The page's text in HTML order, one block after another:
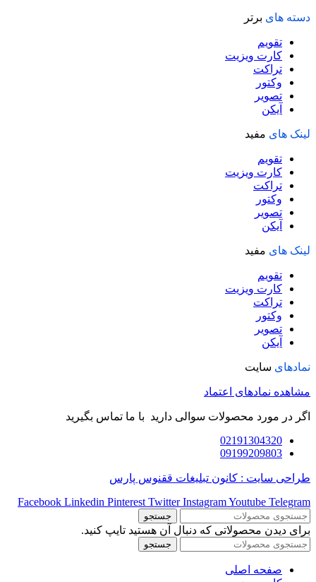
دسته های برتر
تقویم
کارت ویزیت
تراکت
وکتور
تصویر
آیکن
لینک های مفید
تقویم
کارت ویزیت
تراکت
وکتور
تصویر
آیکن
لینک های مفید
تقویم
کارت ویزیت
تراکت
وکتور
تصویر
آیکن
نمادهای سایت
مشاهده نمادهای اعتماد
اگر در مورد محصولات سوالی دارید با ما تماس بگیرید
02191304320
09199209803
طراحی سایت : کانون تبلیغات ققنوس پارس
Facebook Linkedin Pinterest Twitter InstagramYoutube Telegram
جستجو
برای دیدن محصولاتی که دنبال آن هستید تایپ کنید.
جستجو
صفحه اصلی